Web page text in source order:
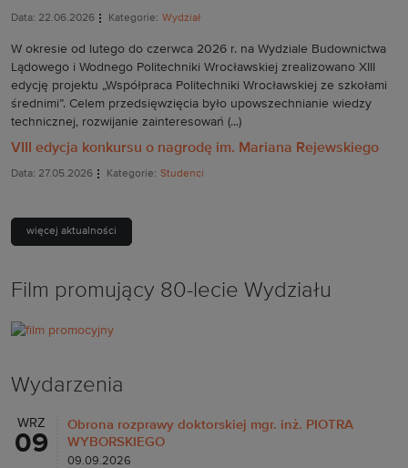
Data: 22.06.2026 Kategorie: Wydział
W okresie od lutego do czerwca 2026 r. na Wydziale Budownictwa
Lądowego i Wodnego Politechniki Wrocławskiej zrealizowano XIII
edycję projektu „Współpraca Politechniki Wrocławskiej ze szkołami
średnimi”. Celem przedsięwzięcia było upowszechnianie wiedzy
technicznej, rozwijanie zainteresowań (...)
VIII edycja konkursu o nagrodę im. Mariana Rejewskiego
Data: 27.05.2026 Kategorie: Studenci
więcej aktualności
Film promujący 80-lecie Wydziału
Wydarzenia
WRZ
09
Obrona rozprawy doktorskiej mgr. inż. PIOTRA
WYBORSKIEGO
09.09.2026